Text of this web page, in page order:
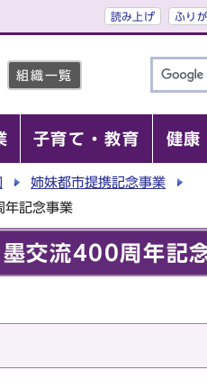
読み上げ ふり
組織一覧
子育て・教育 健康
姉妹都市提携記念事業
記念事業
交流400周年記